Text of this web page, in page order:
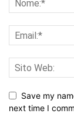
Save my
next time I